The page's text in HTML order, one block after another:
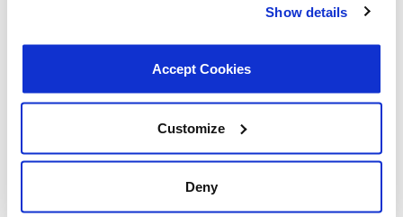
Show details
Accept Cookies
Customize
Deny
and diaphragm assembly validated to exceed original
equipment durability expectations, reducing the risk of
premature re-failure